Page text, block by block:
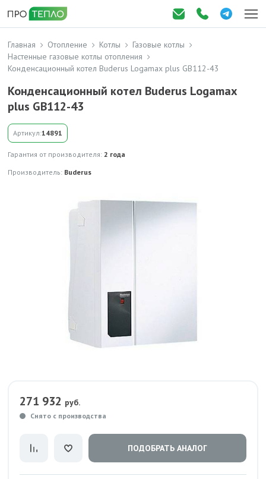
Главная Отопление Котлы
Газовые котлы
Настенные газовые котлы отопления
Конденсационный котел Buderus Logamax plus GB112-43
Конденсационный котел Buderus Logamax
plus GB112-43
Артикул:14891
Гарантия от производителя: 2 года
Производитель: Buderus
271 932 руб.
Снято с производства
ПОДОБРАТЬ АНАЛОГ